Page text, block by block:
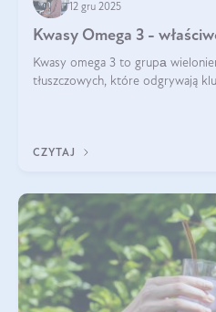
12 gru 2025
Kwasy Omega 3 -
Kwasy omega 3 to grupа
tłuszczowych, które odgrywają
CZYTAJ